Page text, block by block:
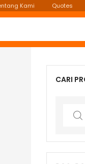
Kami Quotes
CARI
Search